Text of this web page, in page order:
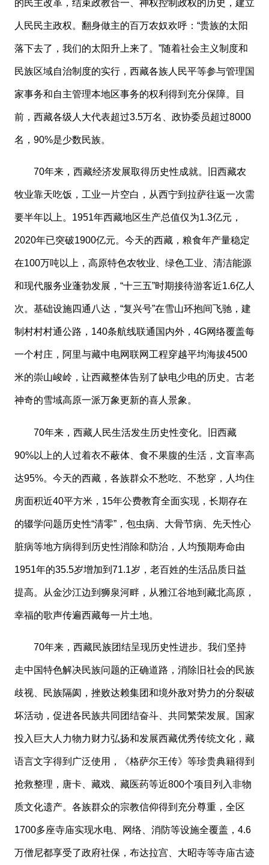
的民主改革，结束政教合一、神权控制政权的历史，建立
人民民主政权。翻身做主的百万农奴欢呼：“贵族的太阳
落下去了，我们的太阳升上来了。”随着社会主义制度和
民族区域自治制度的实行，西藏各族人民平等参与管理国
家事务和自主管理本地区事务的权利得到充分保障。目
前，西藏各级人大代表超过3.5万名、政协委员超过8000
名，90%是少数民族。
70年来，西藏经济发展取得历史性成就。旧西藏农
牧业靠天吃饭，工业一片空白，从西宁到拉萨往返一次需
要半年以上。1951年西藏地区生产总值仅为1.3亿元，
2020年已突破1900亿元。今天的西藏，粮食年产量稳定
在100万吨以上，高原特色农牧业、绿色工业、清洁能源
和现代服务业蓬勃发展，“十三五”时期接待游客近1.6亿人
次。基础设施四通八达，“复兴号”在雪山环抱间飞驰，建
制村村村通公路，140条航线联通国内外，4G网络覆盖每
一个村庄，阿里与藏中电网联网工程穿越平均海拔4500
米的崇山峻岭，让西藏整体告别了缺电少电的历史。古老
神奇的雪域高原一派万象更新的喜人景象。
70年来，西藏人民生活发生历史性变化。旧西藏
90%以上的人过着衣不蔽体、食不果腹的生活，文盲率高
达95%。今天的西藏，各族群众不愁吃、不愁穿，人均住
房面积近40平方米，15年公费教育全面实现，长期存在
的辍学问题历史性“清零”，包虫病、大骨节病、先天性心
脏病等地方病得到历史性消除和防治，人均预期寿命由
1951年的35.5岁增加到71.1岁，老百姓的生活品质日益
提高。从金沙江边到狮泉河畔，从雅江谷地到藏北高原，
幸福的歌声传遍西藏每一片土地。
70年来，西藏民族团结呈现历史性进步。我们坚持
走中国特色解决民族问题的正确道路，消除旧社会的民族
歧视、民族隔阂，挫败达赖集团和境外敌对势力的分裂破
坏活动，促进各民族共同团结奋斗、共同繁荣发展。国家
投入巨大人力物力财力弘扬和发展西藏优秀传统文化，藏
语言文字得到广泛使用，《格萨尔王传》等珍贵典籍得到
抢救整理，唐卡、藏戏、藏医药等近800个项目列入非物
质文化遗产。各族群众的宗教信仰得到充分尊重，全区
1700多座寺庙实现水电、网络、消防等设施全覆盖，4.6
万僧尼都享受了政府社保，布达拉宫、大昭寺等寺庙古迹